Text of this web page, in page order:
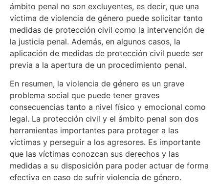
ámbito penal no son excluyentes, es decir, que una
víctima de violencia de género puede solicitar tanto
medidas de protección civil como la intervención de
la justicia penal. Además, en algunos casos, la
aplicación de medidas de protección civil puede ser
previa a la apertura de un procedimiento penal.
En resumen, la violencia de género es un grave
problema social que puede tener graves
consecuencias tanto a nivel físico y emocional como
legal. La protección civil y el ámbito penal son dos
herramientas importantes para proteger a las
víctimas y perseguir a los agresores. Es importante
que las víctimas conozcan sus derechos y las
medidas a su disposición para poder actuar de forma
efectiva en caso de sufrir violencia de género.